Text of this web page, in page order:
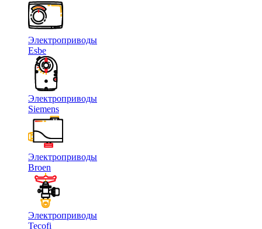
Электроприводы
Esbe
Электроприводы
Siemens
Электроприводы
Broen
Электроприводы
Tecofi